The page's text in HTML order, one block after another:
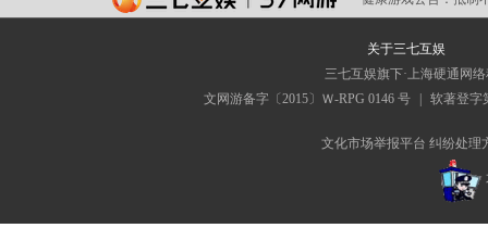
关于三七互娱
三七互娱旗下·上海硬通网
文网游备字〔2015〕Ｗ-RPG 0146 号
软著登字
文化市场举报平台 纠纷处理